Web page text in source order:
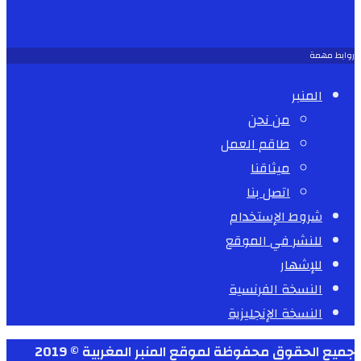
روابط مهمة
المنبر
من نحن
طاقم العمل
ميثاقنا
اتصل بنا
شروط الإستخدام
للنشر في الموقع
للإشهار
النسخة الفرنسية
النسخة الإنجليزية
جميع الحقوق محفوظة لموقع المنبر المغربية © 2019